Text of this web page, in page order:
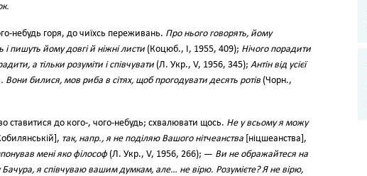
небудь горя, до чиїхсь переживань. Про нього говорять, йому
і пишуть йому довгі й ніжні листи (Коцюб., І, 1955, 409); Нічого порадити
а тільки розуміти і співчувати (Л. Укр., V, 1956, 345); Антін від усієї
Вони билися, мов риба в сітях, щоб прогодувати десять ротів (Чорн.,
ставитися до кого-, чого-небудь; схвалювати щось. Не у всьому я можу
так, напр., я не поділяю Вашого нітчеанства [ніцшеанства],
мені яко філософ(Л. Укр., V, 1956, 266); — Ви не ображайтеся на
я співчуваю вашим думкам, але… не вірю. Розумієте? Я не вірю,